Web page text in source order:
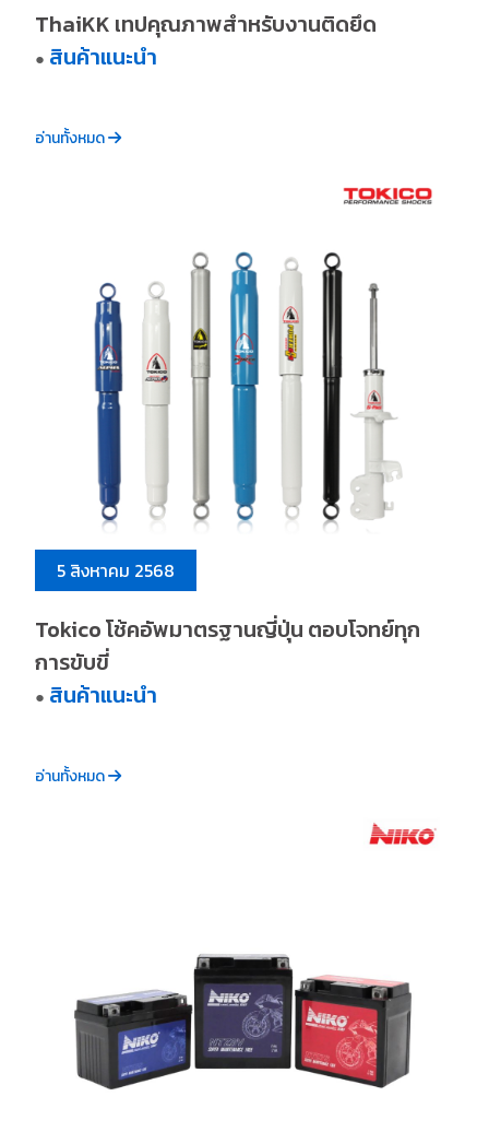
ThaiKK เทปคุณภาพสำหรับงานติดยึด
● สินค้าแนะนำ
อ่านทั้งหมด
5 สิงหาคม 2568
Tokico โช้คอัพมาตรฐานญี่ปุ่น ตอบโจทย์ทุก
การขับขี่
● สินค้าแนะนำ
อ่านทั้งหมด